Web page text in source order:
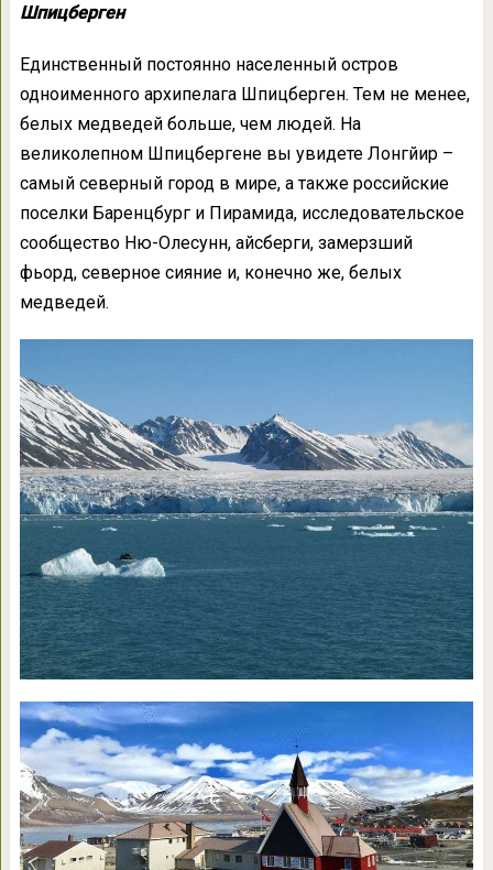
Шпицберген
Единственный постоянно населенный остров
одноименного архипелага Шпицберген. Тем не менее,
белых медведей больше, чем людей. На
великолепном Шпицбергене вы увидете Лонгйир –
самый северный город в мире, а также российские
поселки Баренцбург и Пирамида, исследовательское
сообщество Ню-Олесунн, айсберги, замерзший
фьорд, северное сияние и, конечно же, белых
медведей.